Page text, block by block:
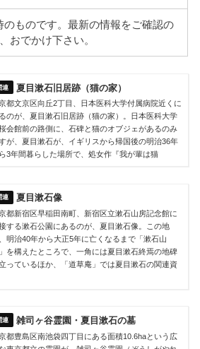
のものです。最新の情報をご確認の
、おでかけ下さい。
夏目漱石旧居跡（猫の家）
都文京区向丘2丁目、日本医科大学付属病院近くに
のが、夏目漱石旧居跡（猫の家）。日本医科大学
会館前の路側に、石碑と猫のオブジェがあるのみ
が、夏目漱石が、イギリスから帰国後の明治36年
3年間暮らした場所で、処女作『我が輩は猫
夏目漱石像
都新宿区早稲田南町、新宿区立漱石山房記念館に
する漱石公園にあるのが、夏目漱石像。この地
明治40年から大正5年に亡くなるまで「漱石山
を構えたところで、一角には夏目漱石終焉の地碑
っているほか、「道草庵」では夏目漱石の関連資
雑司ヶ谷霊園・夏目漱石の墓
都豊島区南池袋四丁目にある面積10.6haという広